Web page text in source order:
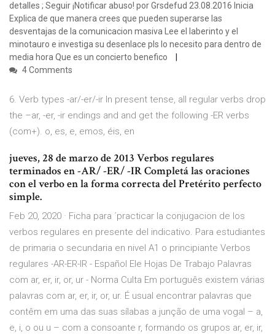
detalles ; Seguir ¡Notificar abuso! por Grsdefud 23.08.2016 Inicia
Explica de que manera crees que pueden superarse las
desventajas de la comunicacion masiva Lee el laberinto y el
minotauro e investiga su desenlace pls lo necesito para dentro de
media hora Que es un concierto benefico
4 Comments
6. Verb types -ar/-er/-ir In present tense, all regular verbs drop
the –ar, -er, -ir endings and and get the following -ER verbs
(com+). o, es, e, emos, éis, en
jueves, 28 de marzo de 2013 Verbos regulares
terminados en -AR/ -ER/ -IR Completá las oraciones
con el verbo en la forma correcta del Pretérito perfecto
simple.
Feb 20, 2020 · Ficha para ´practicar la conjugacion de los
verbos regulares en presente del indicativo. Para estudiantes
de primaria o secundaria en nivel A1 o principiante Verbos
regulares -AR-ER-IR - Español Ele Hojas De Trabajo Palavras
com ar, er, ir, or, ur - Norma Culta Em português existem várias
palavras com ar, er, ir, or, ur. É usual encontrar palavras que
contêm em uma das suas sílabas a junção de uma vogal – a,
e, i, o ou u – com a consoante r, formando os grupos ar, er, ir,